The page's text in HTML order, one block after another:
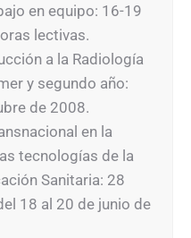
en equipo: 16-19
lectivas.
a la Radiología
y segundo año:
de 2008.
en la
tecnologías de la
Sanitaria: 28
18 al 20 de junio de